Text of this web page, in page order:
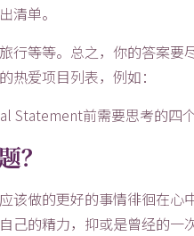
清单。
行等等。总之，你的答案要
爱项目列表，例如：
？
该做的更好的事情徘徊在心
己的精力，抑或是曾经的